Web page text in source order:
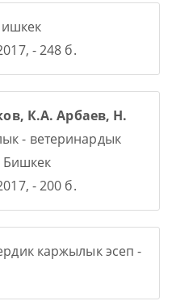
- 248 б.
К.А. Арбаев, Н.
- ветеринардык
Бишкек
- 200 б.
каржылык эсеп -